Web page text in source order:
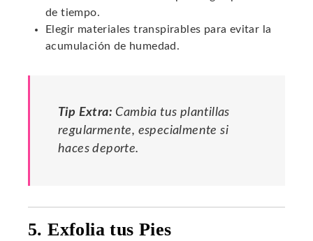
de tiempo.
Elegir materiales transpirables para evitar la
acumulación de humedad.
Tip Extra: Cambia tus plantillas
regularmente, especialmente si
haces deporte.
5. Exfolia tus Pies